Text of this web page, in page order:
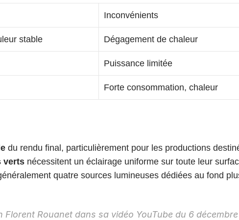
Inconvénients
stable Dégagement de chaleur
Puissance limitée
Forte consommation, chaleur
du rendu final, particulièrement pour les productions
verts nécessitent un éclairage uniforme sur toute leur
quatre sources lumineuses dédiées au fond
Rouanet dans sa vidéo YouTube du 6